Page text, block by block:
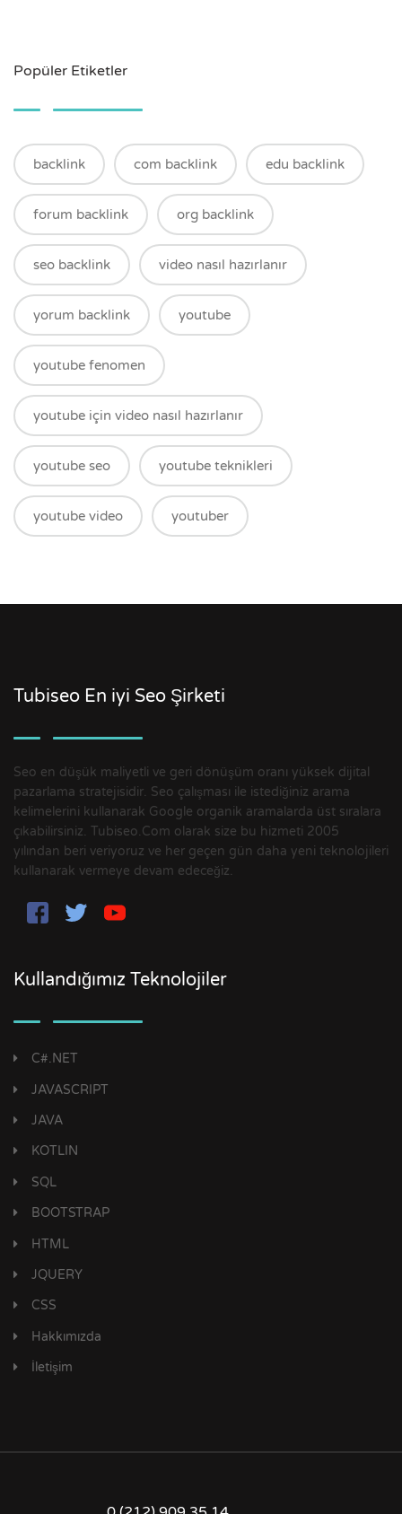
Popüler Etiketler
backlink com backlink edu backlink
forum backlink org backlink
seo backlink video nasıl hazırlanır
yorum backlink youtube
youtube fenomen
youtube için video nasıl hazırlanır
youtube seo youtube teknikleri
youtube video youtuber
Tubiseo En iyi Seo Şirketi
Seo en düşük maliyetli ve geri dönüşüm oranı yüksek dijital
pazarlama stratejisidir. Seo çalışması ile istediğiniz arama
kelimelerini kullanarak Google organik aramalarda üst sıralara
çıkabilirsiniz. Tubiseo.Com olarak size bu hizmeti 2005
yılından beri veriyoruz ve her geçen gün daha yeni teknolojileri
kullanarak vermeye devam edeceğiz.
Kullandığımız Teknolojiler
C#.NET
JAVASCRIPT
JAVA
KOTLIN
SQL
BOOTSTRAP
HTML
JQUERY
CSS
Hakkımızda
İletişim